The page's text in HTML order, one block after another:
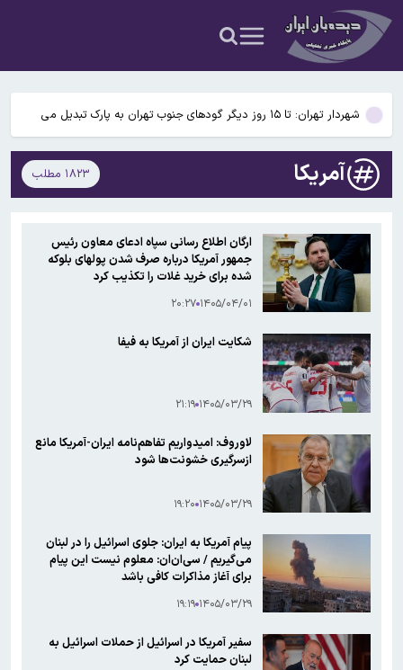
استان
سردار آزمون در لیست خرید تابستانی استقلال!
انتقاد عضو هیئت رئیسه مجلس از سخنگوی وزارت خارجه/ درباره چیزی به
نام توافق جدید، لطفا ملت مبعوث‌شده را نیز محرم بدانید
شهردار تهران: تا ۱۵ روز دیگر گودهای جنوب تهران به پارک تبدیل می
شود/ ۴۱۱ هزار متر اراضی جنوب شهر تبدیل به پارک، دریاچه، آمفی تئاتر و
کاخ جوانان می شود
واکنش کاخ سفید به گزارش واشنگتن پست درباره جدال لفظی ترامپ با
وزیر جنگ: این اتفاق هرگز رخ نداده است؛ اخبار جعلی است/ رئیس
جمهور وزیر جنگ را دوست دارد
وضعیت جوی کشور در ۷۲ ساعت آینده؛ موج بارش‌های تابستانه در راه ۱۱
سردار آزمون در لیست خرید تابستانی استقلال!
انتقاد عضو هیئت رئیسه مجلس از سخنگوی وزارت خارجه/ درباره چیزی به
نام توافق جدید، لطفا ملت مبعوث‌شده را نیز محرم بدانید
آمریکا ۱۸۲۳ مطلب
ارگان اطلاع رسانی سپاه ادعای معاون رئیس
جمهور آمریکا درباره صرف شدن پولهای بلوکه
شده برای خرید غلات را تکذیب کرد
۱۴۰۵/۰۴/۰۱ ۲۰:۲۷
شکایت ایران از آمریکا به فیفا
۱۴۰۵/۰۳/۲۹ ۲۱:۱۹
لاوروف: امیدواریم تفاهم‌نامه ایران-آمریکا مانع
ازسرگیری خشونت‌ها شود
۱۴۰۵/۰۳/۲۹ ۱۹:۲۰
پیام آمریکا به ایران: جلوی اسرائیل را در لبنان
می‌گیریم / سی‌ان‌ان: معلوم نیست این پیام
برای آغاز مذاکرات کافی باشد
۱۴۰۵/۰۳/۲۹ ۱۹:۱۹
سفیر آمریکا در اسرائیل از حملات اسرائیل به
لبنان حمایت کرد